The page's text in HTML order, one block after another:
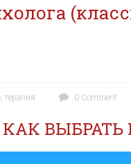
, терапия 0 Comment
КАК ВЫБРАТЬ